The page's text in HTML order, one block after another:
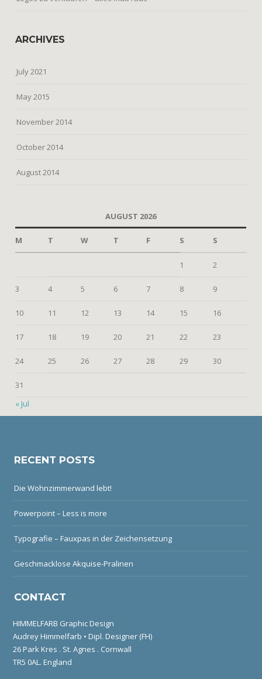
ARCHIVES
July 2021
May 2015
November 2014
October 2014
August 2014
AUGUST 2026
M T W T F S S
1 2
3 4 5 6 7 8 9
10 11 12 13 14 15 16
17 18 19 20 21 22 23
24 25 26 27 28 29 30
31
« Jul
RECENT POSTS
Die Wohnzimmerwand lebt!
Powerpoint – Less is more
Typografie – Fauxpas in der Zeichensetzung
Geschmacklose Akquise-Pralinen
CONTACT
HIMMELFARB Graphic Design
Audrey Himmelfarb • Dipl. Designer (FH)
26 Park Kres . St. Agnes . Cornwall
TR5 0AL. England